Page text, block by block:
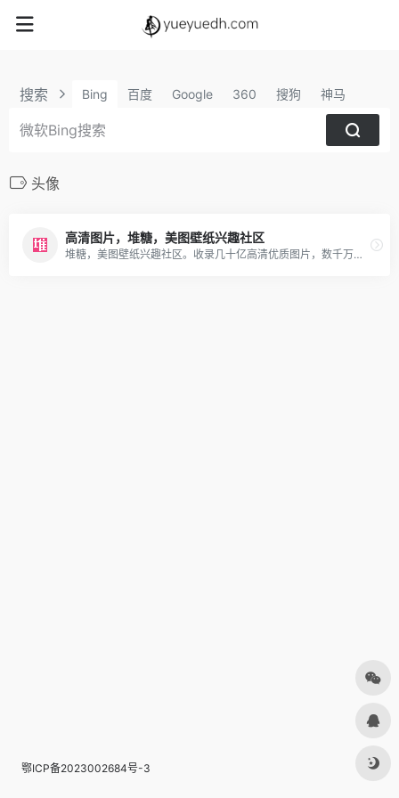
搜索 Bing 百度 Google 360 搜狗 神马
头像
高清图片，堆糖，美图壁纸兴趣社区
堆糖，美图壁纸兴趣社区。收录几十亿高清优质图片，数千万用户的珍藏分享，一键收藏下载美图，点亮生活无限灵感，做你的美好研究所：拥有高清壁纸、情侣头像、明星爱豆、影视动漫、情感文字、表情包、绘画手帐、P图教程、美妆穿搭、歌词台词、可爱萌宠等多种图片分类。你想要的风景壁纸、聊天背景、朋友圈背景、动漫头像都可以在这里找到。
鄂ICP备2023002684号-3